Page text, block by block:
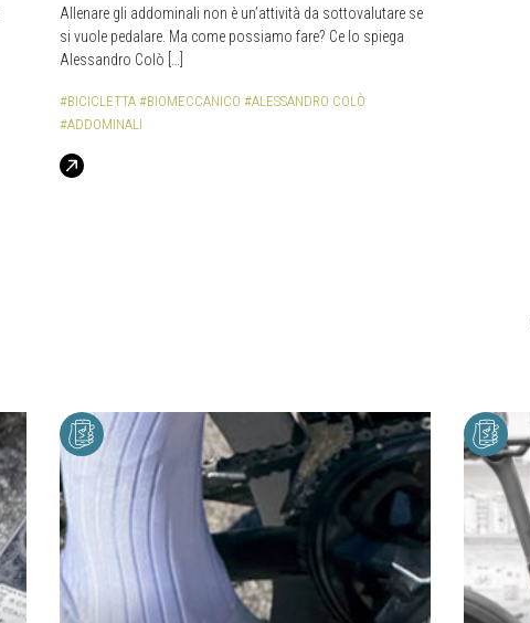
Allenare gli addominali non è un’attività da sottovalutare se
si vuole pedalare. Ma come possiamo fare? Ce lo spiega
Alessandro Colò […]
#BICICLETTA #BIOMECCANICO #ALESSANDRO COLÒ
#ADDOMINALI